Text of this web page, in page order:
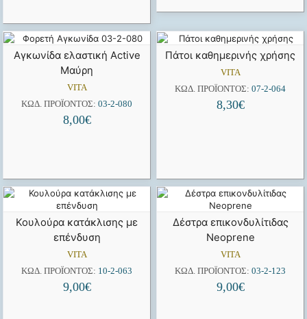
Αγκωνίδα ελαστική Active
Μαύρη
VITA
ΚΩΔ. ΠΡΟΪΌΝΤΟΣ: 03-2-080
8,00€
Πάτοι καθημερινής χρήσης
VITA
ΚΩΔ. ΠΡΟΪΌΝΤΟΣ: 07-2-064
8,30€
Κουλούρα κατάκλισης με
επένδυση
VITA
ΚΩΔ. ΠΡΟΪΌΝΤΟΣ: 10-2-063
9,00€
Δέστρα επικονδυλίτιδας
Neoprene
VITA
ΚΩΔ. ΠΡΟΪΌΝΤΟΣ: 03-2-123
9,00€